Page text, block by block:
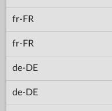
fr-FR
fr-FR
de-DE
de-DE